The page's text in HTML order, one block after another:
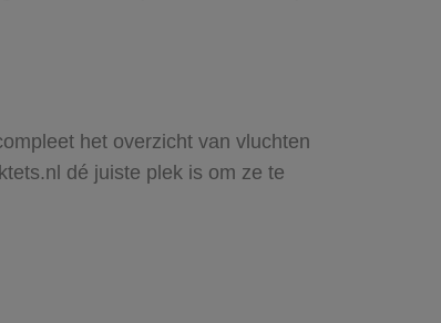
het overzicht van vluchten
dé juiste plek is om ze te